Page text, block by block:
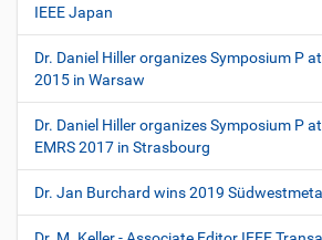
IEEE Japan
Dr. Daniel Hiller organizes Symposium P
2015 in Warsaw
Dr. Daniel Hiller organizes Symposium P
EMRS 2017 in Strasbourg
Dr. Jan Burchard wins 2019